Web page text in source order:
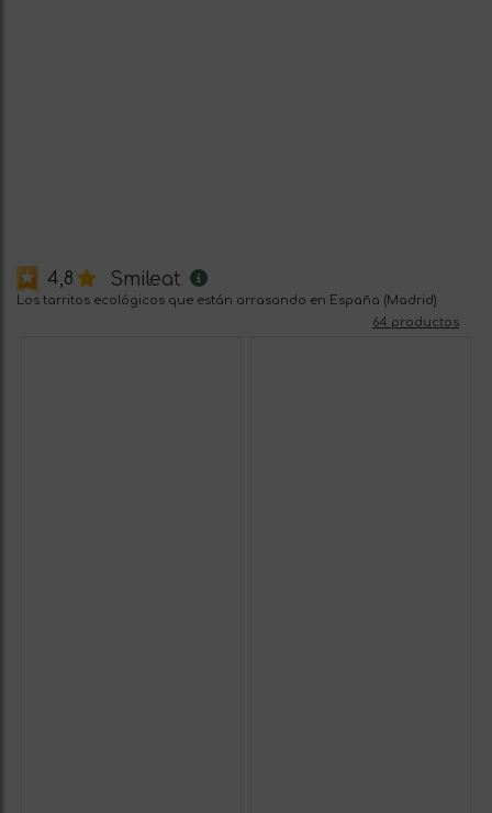
4,8 Smileat
Los tarritos ecológicos que están arrasando en España (Madrid)
64 productos